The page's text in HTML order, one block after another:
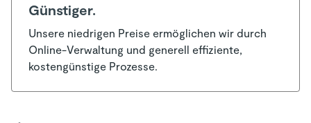
Günstiger.
Unsere niedrigen Preise ermöglichen wir durch
Online-Verwaltung und generell effiziente,
kostengünstige Prozesse.